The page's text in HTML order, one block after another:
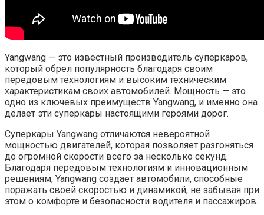
Yangwang — это известный производитель суперкаров,
который обрел популярность благодаря своим
передовым технологиям и высоким техническим
характеристикам своих автомобилей. Мощность — это
одно из ключевых преимуществ Yangwang, и именно она
делает эти суперкары настоящими героями дорог.
Суперкары Yangwang отличаются невероятной
мощностью двигателей, которая позволяет разгоняться
до огромной скорости всего за несколько секунд.
Благодаря передовым технологиям и инновационным
решениям, Yangwang создает автомобили, способные
поражать своей скоростью и динамикой, не забывая при
этом о комфорте и безопасности водителя и пассажиров.